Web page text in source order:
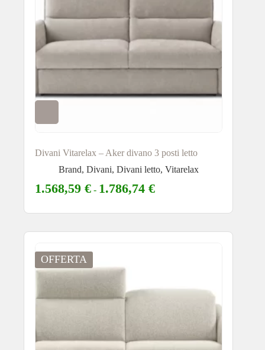
Divani Vitarelax – Aker divano 3 posti letto
Brand, Divani, Divani letto, Vitarelax
1.568,59 € - 1.786,74 €
OFFERTA